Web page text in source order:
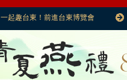
一起趣台東！前進台東博覽會